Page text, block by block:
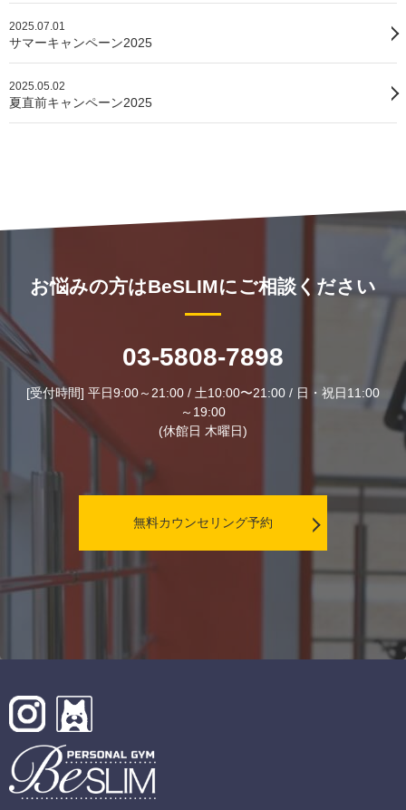
2025.07.01
サマーキャンペーン2025
2025.05.02
夏直前キャンペーン2025
お悩みの方はBeSLIMにご相談ください
03-5808-7898
[受付時間] 平日9:00～21:00 / 土10:00〜21:00 / 日・祝日11:00
～19:00
(休館日 木曜日)
無料カウンセリング予約